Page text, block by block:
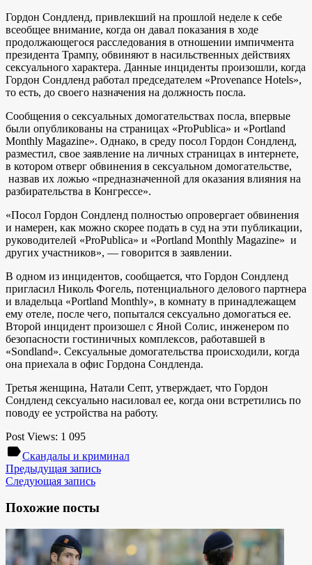
Гордон Сондленд, привлекший на прошлой неделе к себе
всеобщее внимание, когда он давал показания в ходе
продолжающегося расследования в отношении импичмента
президента Трампу, обвиняют в насильственных действиях
сексуального характера. Данные инциденты произошли, когда
Гордон Сондленд работал председателем «Provenance Hotels»,
то есть, до своего назначения на должность посла.
Сообщения о сексуальных домогательствах посла, впервые
были опубликованы на страницах «ProPublica» и «Portland
Monthly Magazine». Однако, в среду посол Гордон Сондленд,
разместил, свое заявление на личных страницах в интернете,
в котором отверг обвинения в сексуальном домогательстве,
назвав их ложью «предназначенной для оказания влияния на
разбирательства в Конгрессе».
«Посол Гордон Сондленд полностью опровергает обвинения
и намерен, как можно скорее подать в суд на эти публикации,
руководителей «ProPublica» и «Portland Monthly Magazine» и
других участников», — говорится в заявлении.
В одном из инцидентов, сообщается, что Гордон Сондленд
пригласил Николь Фогель, потенциального делового партнера
и владельца «Portland Monthly», в комнату в принадлежащем
ему отеле, после чего, попытался сексуально домогаться ее.
Второй инцидент произошел с Яной Солис, инженером по
безопасности гостиничных комплексов, работавшей в
«Sondland». Сексуальные домогательства происходили, когда
она приехала в офис Гордона Сондленда.
Третья женщина, Натали Септ, утверждает, что Гордон
Сондленд сексуально насиловал ее, когда они встретились по
поводу ее устройства на работу.
Post Views: 1 095
labelСкандалы и криминал
Предыдущая запись
Следующая запись
Похожие посты